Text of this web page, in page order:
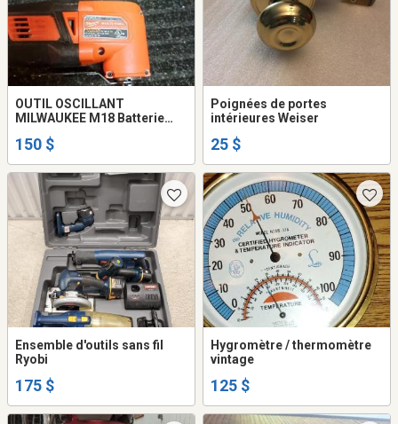
OUTIL OSCILLANT
MILWAUKEE M18 Batterie
150 $
Poignées de portes
intérieures Weiser
25 $
Ensemble d'outils sans fil
Ryobi
175 $
Hygromètre / thermomètre
vintage
125 $